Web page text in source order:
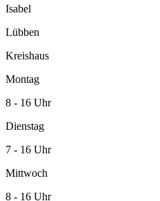
Isabel
Lübben
Kreishaus
Montag
8 - 16 Uhr
Dienstag
7 - 16 Uhr
Mittwoch
8 - 16 Uhr